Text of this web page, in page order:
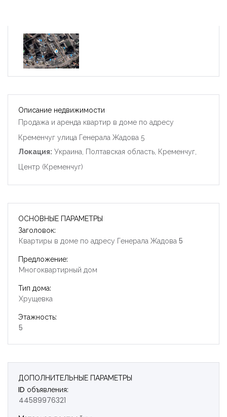
Описание недвижимости
Продажа и аренда квартир в доме по адресу
Кременчуг улица Генерала Жадова 5
Локация: Украина, Полтавская область, Кременчуг,
Центр (Кременчуг)
ОСНОВНЫЕ ПАРАМЕТРЫ
Заголовок:
Квартиры в доме по адресу Генерала Жадова 5
Предложение:
Многоквартирный дом
Тип дома:
Хрущевка
Этажность:
5
ДОПОЛНИТЕЛЬНЫЕ ПАРАМЕТРЫ
ID объявления:
44589976321